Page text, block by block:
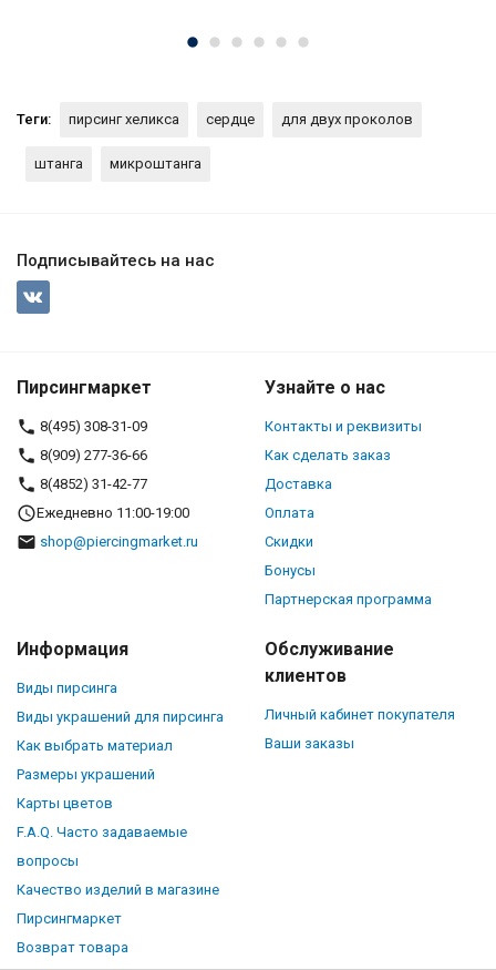
Теги: пирсинг хеликса сердце для двух проколов
штанга микроштанга
Подписывайтесь на нас
Пирсингмаркет
8(495) 308-31-09
8(909) 277-36-66
8(4852) 31-42-77
Ежедневно 11:00-19:00
shop@piercingmarket.ru
Узнайте о нас
Контакты и реквизиты
Как сделать заказ
Доставка
Оплата
Скидки
Бонусы
Партнерская программа
Информация
Виды пирсинга
Виды украшений для пирсинга
Как выбрать материал
Размеры украшений
Карты цветов
F.A.Q. Часто задаваемые
вопросы
Качество изделий в магазине
Пирсингмаркет
Возврат товара
Обслуживание
клиентов
Личный кабинет покупателя
Ваши заказы